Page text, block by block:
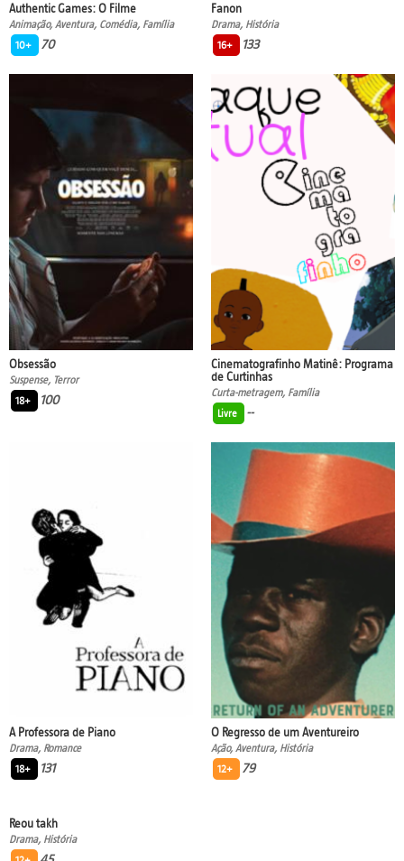
Authentic Games: O Filme
Animação, Aventura, Comédia, Família
10+
70
Fanon
Drama, História
16+
133
Obsessão
Suspense, Terror
18+
100
Cinematografinho Matinê: Programa
de Curtinhas
Curta-metragem, Família
Livre
--
A Professora de Piano
Drama, Romance
18+
131
O Regresso de um Aventureiro
Ação, Aventura, História
12+
79
Reou takh
Drama, História